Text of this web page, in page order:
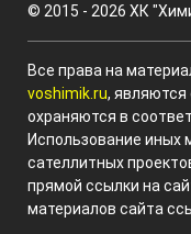
© 2015 - 2026 ХК
Все права на
voshimik.ru, являются
охраняются в
Использование иных
сателлитных
прямой ссылки на
материалов сайта